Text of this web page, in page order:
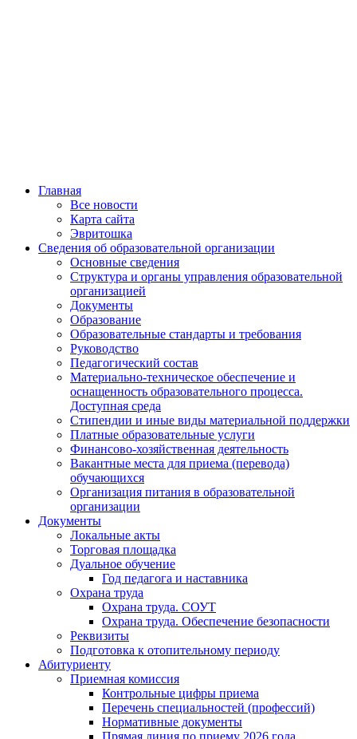
Главная
Все новости
Карта сайта
Эвритошка
Сведения об образовательной организации
Основные сведения
Структура и органы управления образовательной
организацией
Документы
Образование
Образовательные стандарты и требования
Руководство
Педагогический состав
Материально-техническое обеспечение и
оснащенность образовательного процесса.
Доступная среда
Стипендии и иные виды материальной поддержки
Платные образовательные услуги
Финансово-хозяйственная деятельность
Вакантные места для приема (перевода)
обучающихся
Организация питания в образовательной
организации
Документы
Локальные акты
Торговая площадка
Дуальное обучение
Год педагога и наставника
Охрана труда
Охрана труда. СОУТ
Охрана труда. Обеспечение безопасности
Реквизиты
Подготовка к отопительному периоду
Абитуриенту
Приемная комиссия
Контрольные цифры приема
Перечень специальностей (профессий)
Нормативные документы